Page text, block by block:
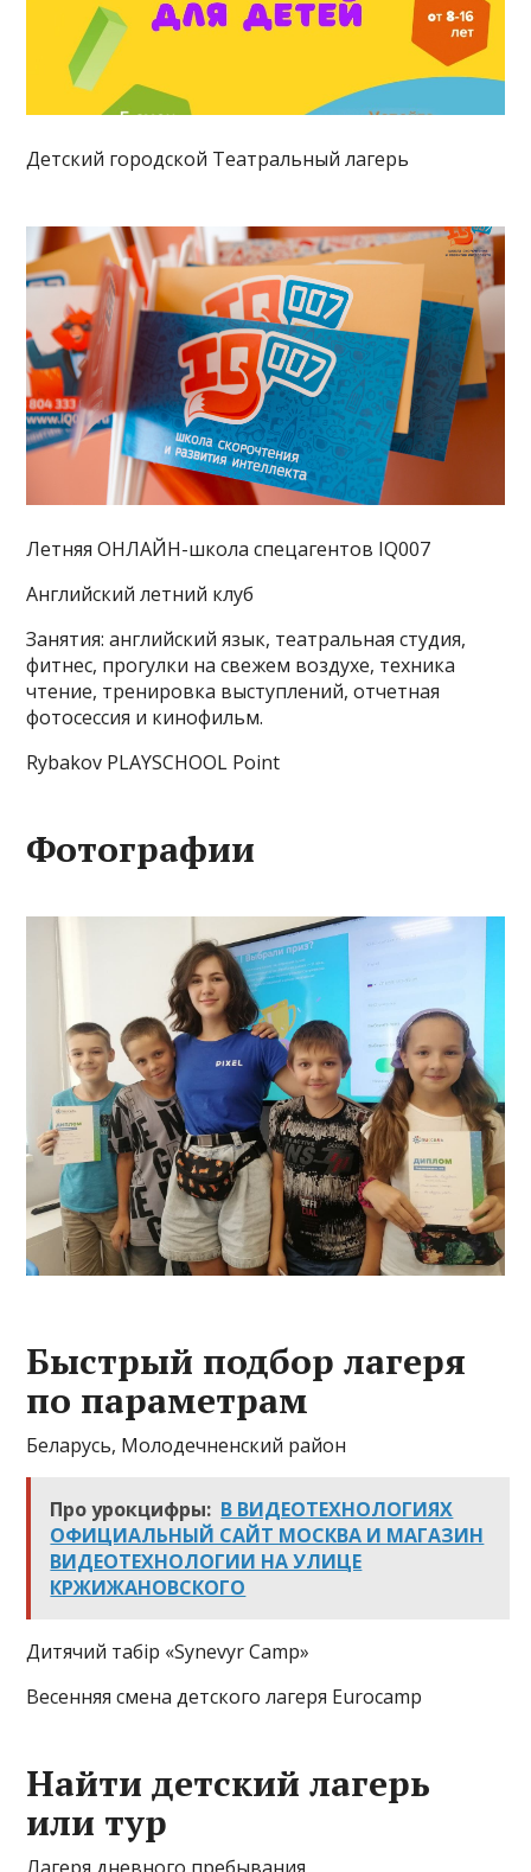
Детский городской Театральный лагерь
Летняя ОНЛАЙН-школа спецагентов IQ007
Английский летний клуб
Занятия: английский язык, театральная студия,
фитнес, прогулки на свежем воздухе, техника
чтение, тренировка выступлений, отчетная
фотосессия и кинофильм.
Rybakov PLAYSCHOOL Point
Фотографии
Быстрый подбор лагеря
по параметрам
Беларусь, Молодечненский район
Про урокцифры: В ВИДЕОТЕХНОЛОГИЯХ
ОФИЦИАЛЬНЫЙ САЙТ МОСКВА И МАГАЗИН
ВИДЕОТЕХНОЛОГИИ НА УЛИЦЕ
КРЖИЖАНОВСКОГО
Дитячий табiр «Synevyr Camp»
Весенняя смена детского лагеря Eurocamp
Найти детский лагерь
или тур